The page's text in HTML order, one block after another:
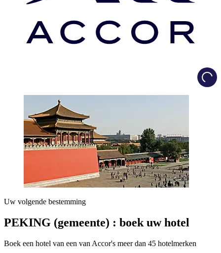
Uw volgende bestemming
PEKING (gemeente) : boek uw hotel
Boek een hotel van een van Accor's meer dan 45 hotelmerken